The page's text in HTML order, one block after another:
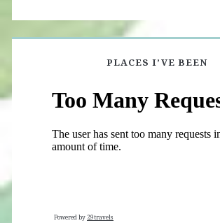
PLACES I’VE BEEN
Powered by 29travels